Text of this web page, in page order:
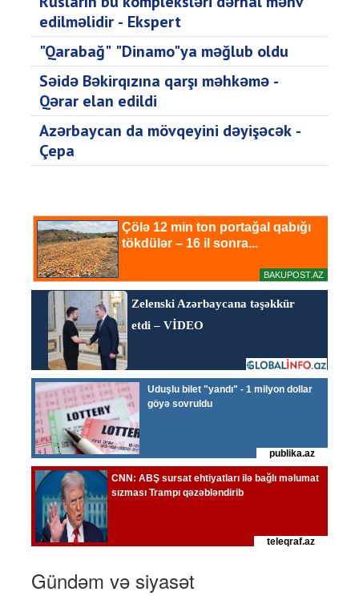
edilməlidir - Ekspert
"Qarabağ" "Dinamo"ya məğlub oldu
Səidə Bəkirqızına qarşı məhkəmə -
Qərar elan edildi
Azərbaycan da mövqeyini dəyişəcək -
Çepa
Gündəm və siyasət